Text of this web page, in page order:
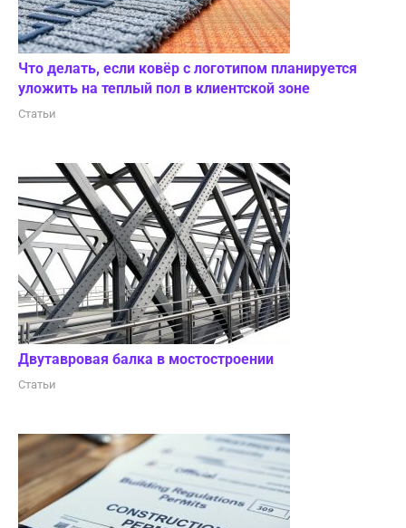
Что делать, если ковёр с логотипом планируется
уложить на теплый пол в клиентской зоне
Статьи
Двутавровая балка в мостостроении
Статьи